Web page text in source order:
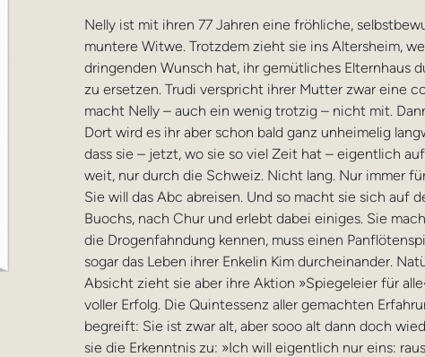
Nelly ist mit ihren 77 Jahren eine fröhliche,
muntere Witwe. Trotzdem zieht sie ins Altersheim,
dringenden Wunsch hat, ihr gemütliches Elternhaus
zu ersetzen. Trudi verspricht ihrer Mutter zwar eine
macht Nelly – auch ein wenig trotzig – nicht mit.
Dort wird es ihr aber schon bald ganz unheimelig
dass sie – jetzt, wo sie so viel Zeit hat – eigentlich
weit, nur durch die Schweiz. Nicht lang. Nur immer
Sie will das Abc abreisen. Und so macht sie sich auf
Buochs, nach Chur und erlebt dabei einiges. Sie
die Drogenfahndung kennen, muss einen
sogar das Leben ihrer Enkelin Kim durcheinander.
Absicht zieht sie aber ihre Aktion »Spiegeleier für
voller Erfolg. Die Quintessenz aller gemachten
begreift: Sie ist zwar alt, aber sooo alt dann doch
sie die Erkenntnis zu: »Ich will eigentlich nur eins: